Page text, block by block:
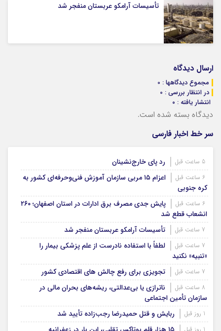
تأسیسات آرامکو عربستان منفجر شد
ارسال دیدگاه
مجموع دیدگاهها : 0
در انتظار بررسی : 0
انتشار یافته : ۰
دیدگاه بسته شده است.
سر خط اخبار فارسی
رد پای خارج‌نشینان
اعزام ۱۵ مربی سازمان آموزش فنی‌وحرفه‌ای کشور به
کره جنوبی
پایش جدی مصرف برق ادارات در استان اصفهان؛ ۲۶۰
انشعاب قطع شد
تأسیسات آرامکو عربستان منفجر شد
لطفاً با استفاده نادرست از علم پزشکی بیمار را
«تنبیه» نکنید
تجویزی برای رفع چالش های اقتصادی کشور
ناترازی یا بی‌عدالتی، ریشه‌های بحران مالی در
سازمان تأمین اجتماعی
ربایش و قتل حمیدرضا رجب‌زاده تأیید شد